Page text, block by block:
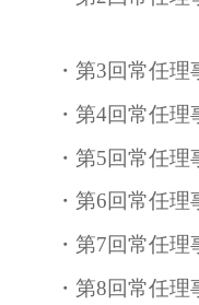
・第3回常任理
・第4回常任
・第5回常任
・第6回常任
・第7回常任
・第8回常任